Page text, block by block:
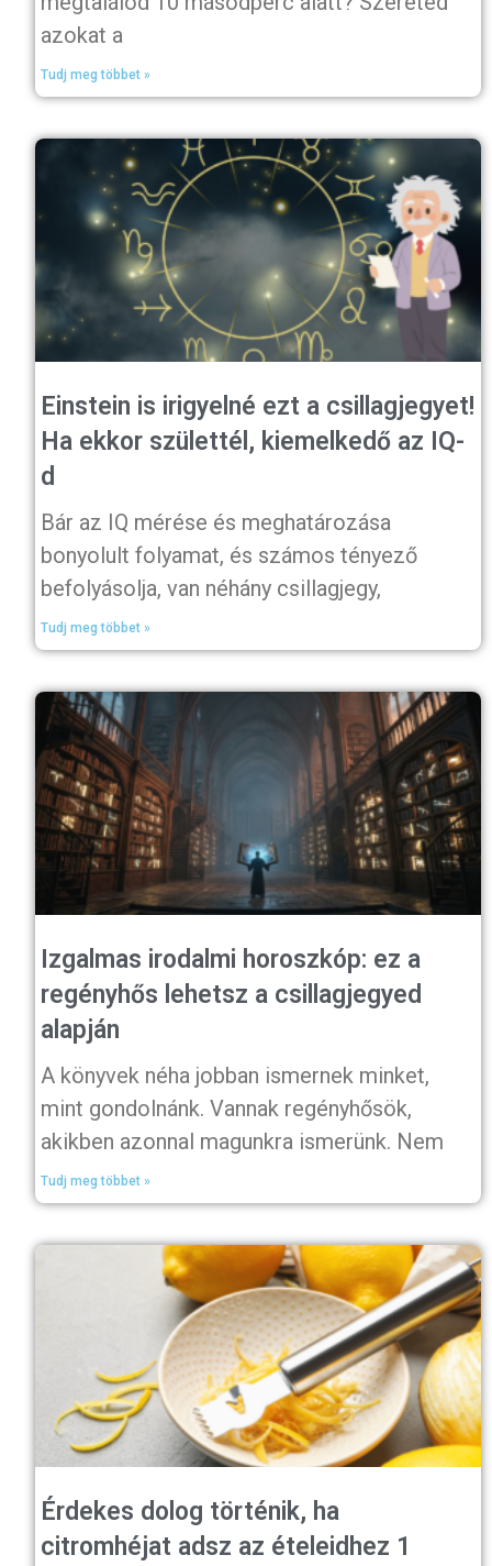
azokat a
Tudj meg többet »
Einstein is irigyelné ezt a csillagjegyet!
Ha ekkor születtél, kiemelkedő az IQ-
d
Bár az IQ mérése és meghatározása
bonyolult folyamat, és számos tényező
befolyásolja, van néhány csillagjegy,
Tudj meg többet »
Izgalmas irodalmi horoszkóp: ez a
regényhős lehetsz a csillagjegyed
alapján
A könyvek néha jobban ismernek minket,
mint gondolnánk. Vannak regényhősök,
akikben azonnal magunkra ismerünk. Nem
Tudj meg többet »
Érdekes dolog történik, ha
citromhéjat adsz az ételeidhez 1